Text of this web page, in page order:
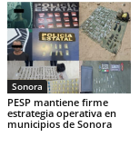
Sonora
PESP mantiene firme
estrategia operativa en
municipios de Sonora